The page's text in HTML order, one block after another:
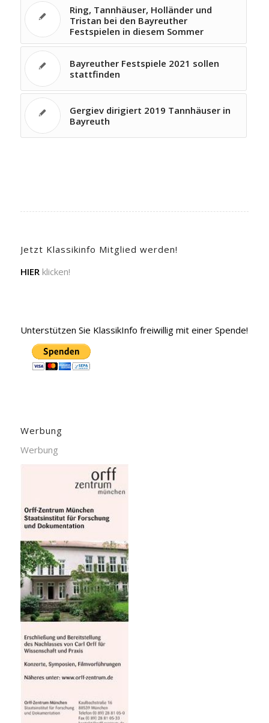
Ring, Tannhäuser, Holländer und
Tristan bei den Bayreuther
Festspielen in diesem Sommer
Bayreuther Festspiele 2021 sollen
stattfinden
Gergiev dirigiert 2019 Tannhäuser in
Bayreuth
Jetzt Klassikinfo Mitglied werden!
HIER klicken!
Unterstützen Sie KlassikInfo freiwillig mit einer Spende!
Werbung
Werbung